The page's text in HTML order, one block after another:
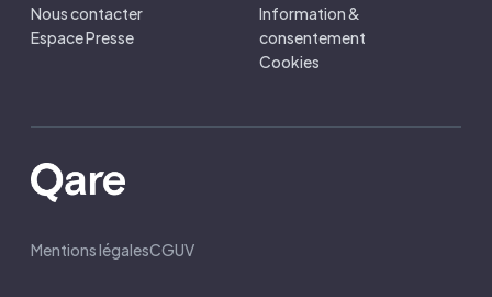
Nous contacter
Espace Presse
Information &
consentement
Cookies
Mentions légalesCGUV